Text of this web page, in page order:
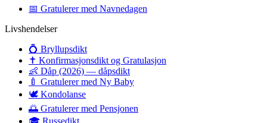
📅 Gratulerer med Navnedagen
Livshendelser
💍 Bryllupsdikt
✝️ Konfirmasjonsdikt og Gratulasjon
👶 Dåp (2026) — dåpsdikt
🍼 Gratulerer med Ny Baby
🕊️ Kondolanse
🌅 Gratulerer med Pensjonen
🎓 Russedikt